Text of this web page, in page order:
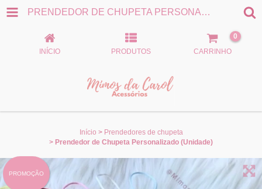
PRENDEDOR DE CHUPETA PERSONALIZADO (UNIDADE)
INÍCIO PRODUTOS CARRINHO
0
Início > Prendedores de chupeta
> Prendedor de Chupeta Personalizado (Unidade)
PROMOÇÃO